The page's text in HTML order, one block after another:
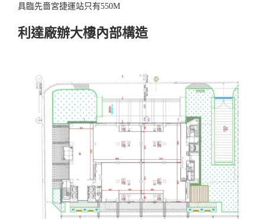
具臨先嗇宮捷運站只有550M
利達廠辦大樓內部構造